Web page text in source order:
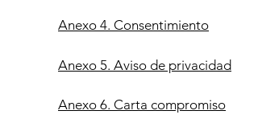
Anexo 4. Consentimiento
Anexo 5. Aviso de privacidad
Anexo 6. Carta compromiso